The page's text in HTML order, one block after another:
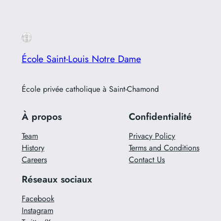
École Saint-Louis Notre Dame
École privée catholique à Saint-Chamond
À propos
Team
History
Careers
Confidentialité
Privacy Policy
Terms and Conditions
Contact Us
Réseaux sociaux
Facebook
Instagram